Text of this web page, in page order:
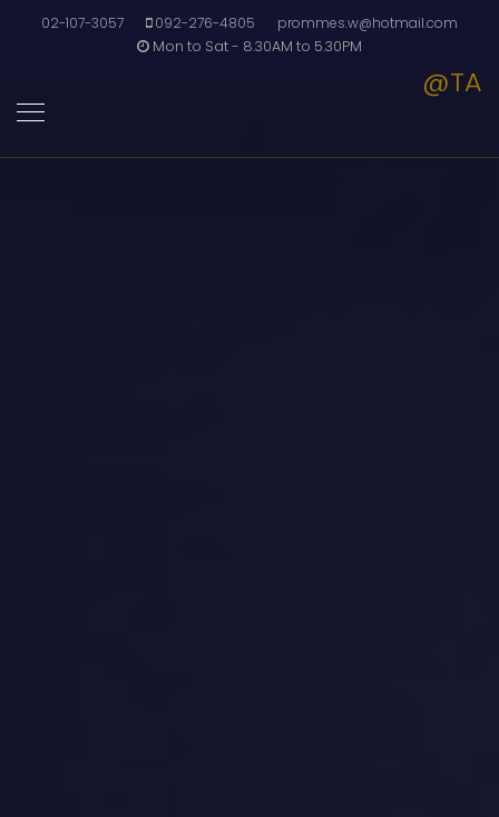
02-107-3057 092-276-4805
prommes.w@hotmail.com
Mon to Sat - 8.30AM to 5.30PM
@TA